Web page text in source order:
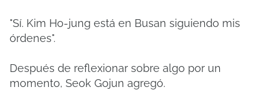
"Sí. Kim Ho-jung está en Busan siguiendo mis
órdenes".
Después de reflexionar sobre algo por un
momento, Seok Gojun agregó.